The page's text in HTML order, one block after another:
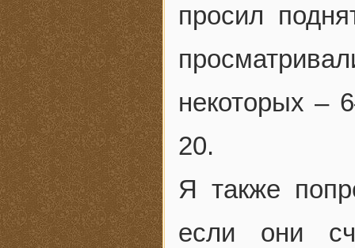
просил
некоторых –
20.
Я также
если они